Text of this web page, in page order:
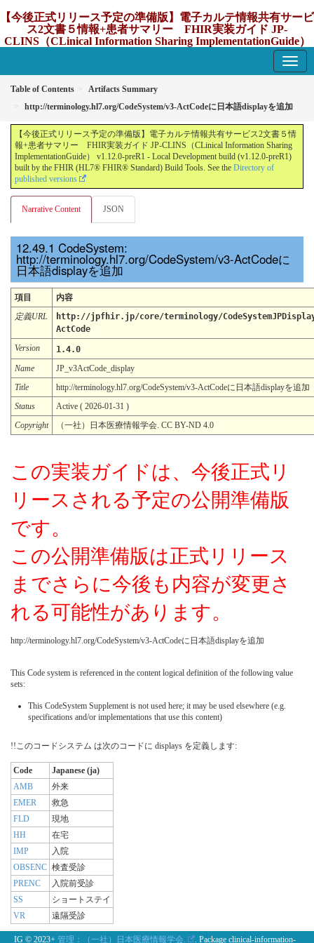
【今後正式リリース予定の準備版】電子カルテ情報共有サービ
ス2文書５情報+患者サマリー FHIR実装ガイド JP-
CLINS（CLinical Information Sharing ImplementationGuide）
Table of Contents
Artifacts Summary
http://terminology.hl7.org/CodeSystem/v3-ActCodeに日本語displayを追加
【今後正式リリース予定の準備版】電子カルテ情報共有サービス2文書５情
報+患者サマリー FHIR実装ガイド JP-CLINS（CLinical Information Sharing
ImplementationGuide） v1.12.0-preR1 - Local Development build (v1.12.0-preR1)
built by the FHIR (HL7® FHIR® Standard) Build Tools. See the Directory of
published versions
Narrative Content JSON
CodeSystem:
http://terminology.hl7.org/CodeSystem/v3-ActCodeに
日本語displayを追加
項目
内容
定義URL
http://jpfhir.jp/core/terminology/
ActCode
Version
1.4.0
Name
JP_v3ActCode_display
Title
http://terminology.hl7.org/CodeSystem/v3-ActCodeに日本語displayを追加
Status
Active ( 2026-01-31 )
Copyright
（一社）日本医療情報学会. CC BY-ND 4.0
この実装ガイドは、今後正式リ
リースされる予定の公開準備版
です。
この公開準備版は正式リリース
までさらに今後も内容が変更さ
れる可能性があります。
http://terminology.hl7.org/CodeSystem/v3-ActCodeに日本語displayを追加
This Code system is referenced in the content logical definition of the following value
sets:
This CodeSystem Supplement is not used here; it may be used elsewhere (e.g.
specifications and/or implementations that use this content)
!!このコードシステム は次のコードに displays を定義します:
Code
Japanese (ja)
AMB
外来
EMER
救急
FLD
現地
HH
在宅
IMP
入院
OBSENC 検査受診
PRENC
入院前受診
SS
ショートステイ
VR
遠隔受診
IG © 2023+ 管理：（一社）日本医療情報学会. . Package clinical-information-